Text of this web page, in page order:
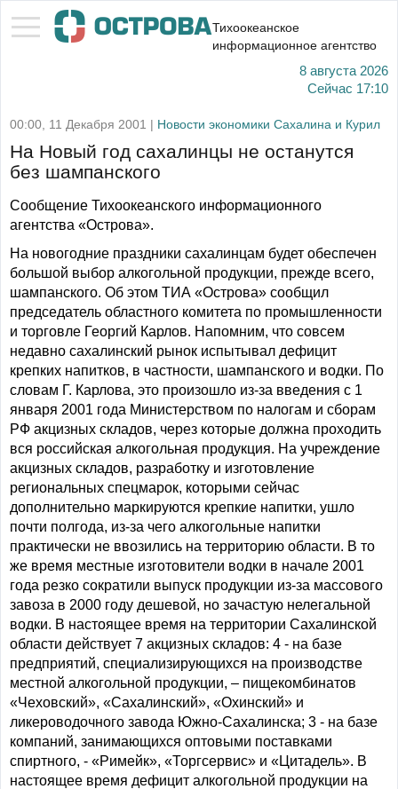
Тихоокеанское
информационное агентство
8 августа 2026
Сейчас 17:10
00:00, 11 Декабря 2001 | Новости экономики Сахалина и Курил
На Новый год сахалинцы не останутся
без шампанского
Сообщение Тихоокеанского информационного
агентства «Острова».
На новогодние праздники сахалинцам будет обеспечен
большой выбор алкогольной продукции, прежде всего,
шампанского. Об этом ТИА «Острова» сообщил
председатель областного комитета по промышленности
и торговле Георгий Карлов. Напомним, что совсем
недавно сахалинский рынок испытывал дефицит
крепких напитков, в частности, шампанского и водки. По
словам Г. Карлова, это произошло из-за введения с 1
января 2001 года Министерством по налогам и сборам
РФ акцизных складов, через которые должна проходить
вся российская алкогольная продукция. На учреждение
акцизных складов, разработку и изготовление
региональных спецмарок, которыми сейчас
дополнительно маркируются крепкие напитки, ушло
почти полгода, из-за чего алкогольные напитки
практически не ввозились на территорию области. В то
же время местные изготовители водки в начале 2001
года резко сократили выпуск продукции из-за массового
завоза в 2000 году дешевой, но зачастую нелегальной
водки. В настоящее время на территории Сахалинской
области действует 7 акцизных складов: 4 - на базе
предприятий, специализирующихся на производстве
местной алкогольной продукции, – пищекомбинатов
«Чеховский», «Сахалинский», «Охинский» и
ликероводочного завода Южно-Сахалинска; 3 - на базе
компаний, занимающихся оптовыми поставками
спиртного, - «Римейк», «Торгсервис» и «Цитадель». В
настоящее время дефицит алкогольной продукции на